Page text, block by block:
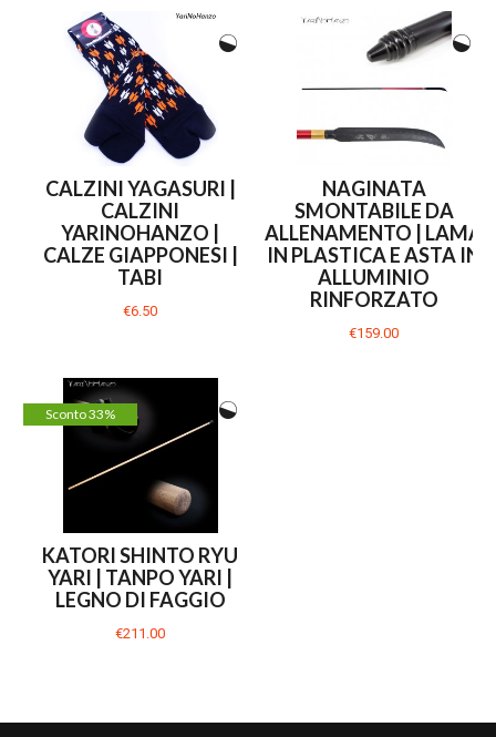
CALZINI YAGASURI |
CALZINI
YARINOHANZO |
CALZE GIAPPONESI |
TABI
€6.50
NAGINATA
SMONTABILE DA
ALLENAMENTO | LAMA
IN PLASTICA E ASTA IN
ALLUMINIO
RINFORZATO
€159.00
Sconto 33%
KATORI SHINTO RYU
YARI | TANPO YARI |
LEGNO DI FAGGIO
€211.00